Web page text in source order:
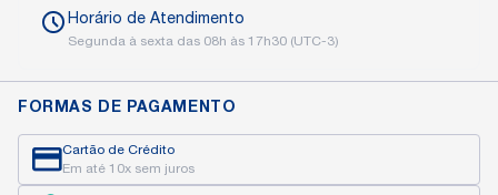
Horário de Atendimento
Segunda à sexta das 08h às 17h30 (UTC-3)
FORMAS DE PAGAMENTO
Cartão de Crédito
Em até 10x sem juros